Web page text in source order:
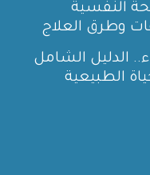
النفسية
وطرق العلاج
الدليل الشامل
الطبيعية